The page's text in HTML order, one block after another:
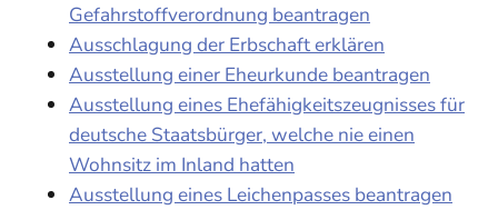
Gefahrstoffverordnung beantragen
Ausschlagung der Erbschaft erklären
Ausstellung einer Eheurkunde beantragen
Ausstellung eines Ehefähigkeitszeugnisses für
deutsche Staatsbürger, welche nie einen
Wohnsitz im Inland hatten
Ausstellung eines Leichenpasses beantragen